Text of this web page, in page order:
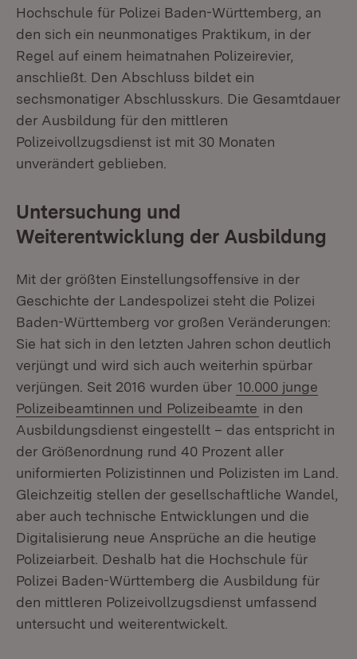
Hochschule für Polizei Baden-Württemberg, an
den sich ein neunmonatiges Praktikum, in der
Regel auf einem heimatnahen Polizeirevier,
anschließt. Den Abschluss bildet ein
sechsmonatiger Abschlusskurs. Die Gesamtdauer
der Ausbildung für den mittleren
Polizeivollzugsdienst ist mit 30 Monaten
unverändert geblieben.
Untersuchung und
Weiterentwicklung der Ausbildung
Mit der größten Einstellungsoffensive in der
Geschichte der Landespolizei steht die Polizei
Baden-Württemberg vor großen Veränderungen:
Sie hat sich in den letzten Jahren schon deutlich
verjüngt und wird sich auch weiterhin spürbar
verjüngen. Seit 2016 wurden über 10.000 junge
Polizeibeamtinnen und Polizeibeamte in den
Ausbildungsdienst eingestellt – das entspricht in
der Größenordnung rund 40 Prozent aller
uniformierten Polizistinnen und Polizisten im Land.
Gleichzeitig stellen der gesellschaftliche Wandel,
aber auch technische Entwicklungen und die
Digitalisierung neue Ansprüche an die heutige
Polizeiarbeit. Deshalb hat die Hochschule für
Polizei Baden-Württemberg die Ausbildung für
den mittleren Polizeivollzugsdienst umfassend
untersucht und weiterentwickelt.